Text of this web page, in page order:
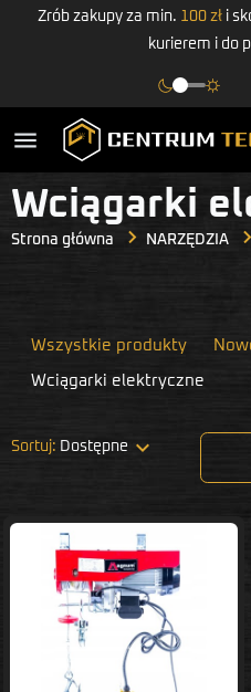
Zrób zakupy za min. 100 zł i
kurierem i do
menu
Wciągarki
Strona główna NARZĘDZIA
Wszystkie produkty
Wciągarki elektryczne
Sortuj: Dostępne 